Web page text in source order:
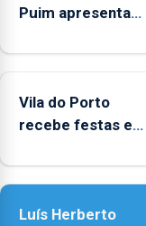
o
de
entre
as
e
as
18h00.
Puim apresenta
de Vila do Porto
Vila do Porto
recebe festas em
Senhora da
Luís Herberto